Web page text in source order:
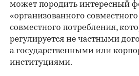
может породить интересный
«организованного
совместного потребления,
регулируется не частными
а государственными или
институциями.